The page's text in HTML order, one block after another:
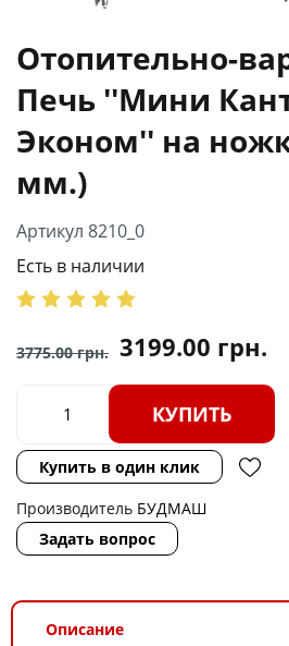
Отопительно-
Печь ''Мини
Эконом'' на
мм.)
Артикул 8210_0
Есть в наличии
3775.00грн. 3199.00 грн.
КУПИТЬ
Купить в один клик
Производитель БУДМАШ
Задать вопрос
Описание